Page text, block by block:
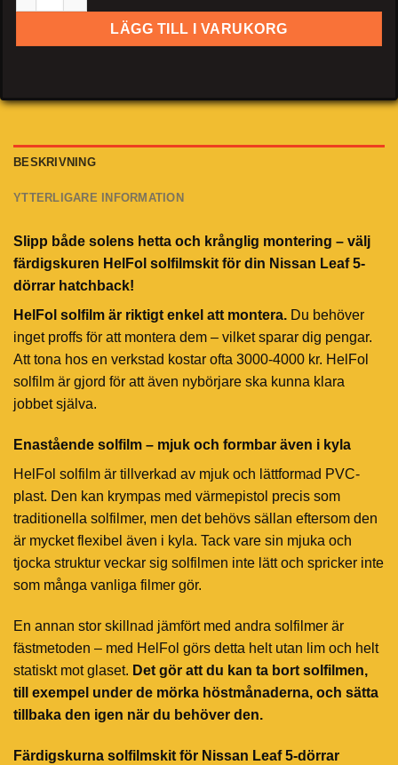
LÄGG TILL I VARUKORG
BESKRIVNING
YTTERLIGARE INFORMATION
Slipp både solens hetta och krånglig montering – välj
färdigskuren HelFol solfilmskit för din Nissan Leaf 5-
dörrar hatchback!
HelFol solfilm är riktigt enkel att montera. Du behöver
inget proffs för att montera dem – vilket sparar dig pengar.
Att tona hos en verkstad kostar ofta 3000-4000 kr. HelFol
solfilm är gjord för att även nybörjare ska kunna klara
jobbet själva.
Enastående solfilm – mjuk och formbar även i kyla
HelFol solfilm är tillverkad av mjuk och lättformad PVC-
plast. Den kan krympas med värmepistol precis som
traditionella solfilmer, men det behövs sällan eftersom den
är mycket flexibel även i kyla. Tack vare sin mjuka och
tjocka struktur veckar sig solfilmen inte lätt och spricker inte
som många vanliga filmer gör.
En annan stor skillnad jämfört med andra solfilmer är
fästmetoden – med HelFol görs detta helt utan lim och helt
statiskt mot glaset. Det gör att du kan ta bort solfilmen,
till exempel under de mörka höstmånaderna, och sätta
tillbaka den igen när du behöver den.
Färdigskurna solfilmskit för Nissan Leaf 5-dörrar